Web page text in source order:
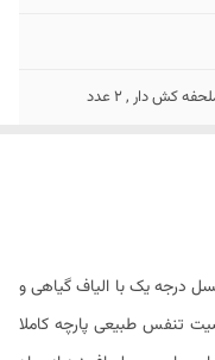
چهار تکه - لحاف , ملحفه کش دار , ۲ عدد
درجه یک با الیاف گیاهی و
تنفس طبیعی پارچه کاملا